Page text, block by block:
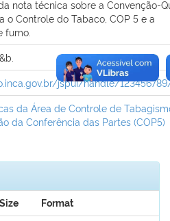
nota técnica sobre a Convenção-
o Controle do Tabaco, COP 5 e a
fumo.
jspui/handle/
da Área de Controle de
da Conferência das Partes (COP5)
Size Format